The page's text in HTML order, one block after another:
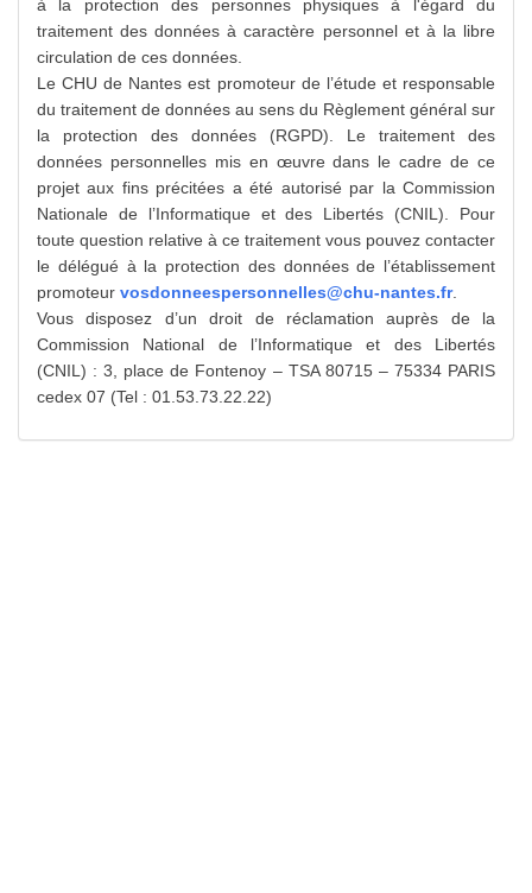
à la protection des personnes physiques à l'égard du
traitement des données à caractère personnel et à la libre
circulation de ces données.
Le CHU de Nantes est promoteur de l’étude et responsable
du traitement de données au sens du Règlement général sur
la protection des données (RGPD). Le traitement des
données personnelles mis en œuvre dans le cadre de ce
projet aux fins précitées a été autorisé par la Commission
Nationale de l’Informatique et des Libertés (CNIL). Pour
toute question relative à ce traitement vous pouvez contacter
le délégué à la protection des données de l’établissement
promoteur vosdonneespersonnelles@chu-nantes.fr.
Vous disposez d’un droit de réclamation auprès de la
Commission National de l’Informatique et des Libertés
(CNIL) : 3, place de Fontenoy – TSA 80715 – 75334 PARIS
cedex 07 (Tel : 01.53.73.22.22)